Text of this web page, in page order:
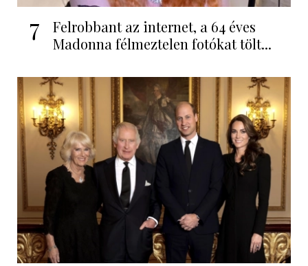
7
Felrobbant az internet, a 64 éves
Madonna félmeztelen fotókat tölt...